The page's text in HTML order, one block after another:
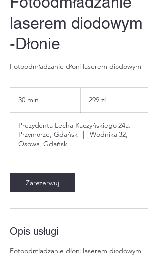
laserem diodowym
-Dłonie
Fotoodmładzanie dłoni laserem diodowym
30 min
i
n
polskich
299 zł
Prezydenta Lecha Kaczyńskiego 24a,
Przymorze, Gdańsk
|
Wodnika 32,
Osowa, Gdańsk
Zarezerwuj
Opis usługi
Fotoodmładzanie dłoni laserem diodowym